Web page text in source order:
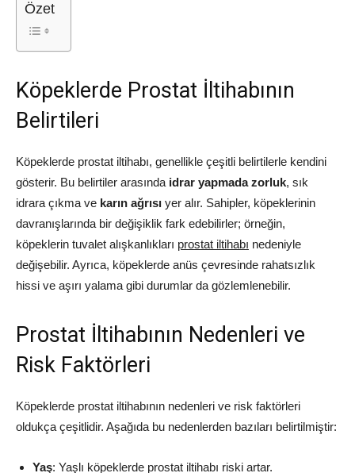
Özet
Köpeklerde Prostat İltihabının
Belirtileri
Köpeklerde prostat iltihabı, genellikle çeşitli belirtilerle kendini
gösterir. Bu belirtiler arasında idrar yapmada zorluk, sık
idrara çıkma ve karın ağrısı yer alır. Sahipler, köpeklerinin
davranışlarında bir değişiklik fark edebilirler; örneğin,
köpeklerin tuvalet alışkanlıkları prostat iltihabı nedeniyle
değişebilir. Ayrıca, köpeklerde anüs çevresinde rahatsızlık
hissi ve aşırı yalama gibi durumlar da gözlemlenebilir.
Prostat İltihabının Nedenleri ve
Risk Faktörleri
Köpeklerde prostat iltihabının nedenleri ve risk faktörleri
oldukça çeşitlidir. Aşağıda bu nedenlerden bazıları belirtilmiştir:
Yaş: Yaşlı köpeklerde prostat iltihabı riski artar.